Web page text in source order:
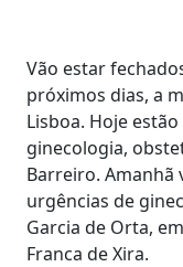
Vão estar
próximos dias, a
Lisboa. Hoje
ginecologia,
Barreiro. Amanhã
urgências de
Garcia de Orta,
Franca de Xira.